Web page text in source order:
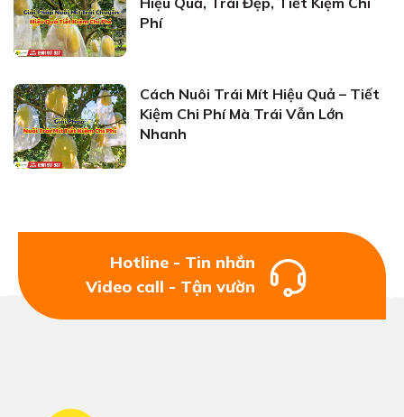
Phí
Cách Nuôi Trái Mít Hiệu Quả – Tiết
Kiệm Chi Phí Mà Trái Vẫn Lớn
Nhanh
Hotline - Tin nhắn
Video call - Tận vườn